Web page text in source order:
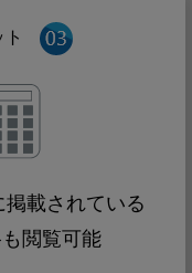
掲載されている
閲覧可能